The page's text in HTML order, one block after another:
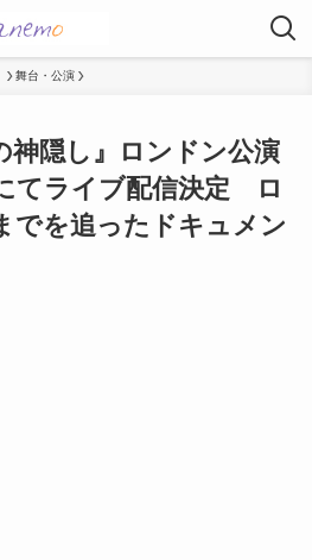
舞台・公演
神隠し』ロンドン公演
てライブ配信決定 ロ
でを追ったドキュメン